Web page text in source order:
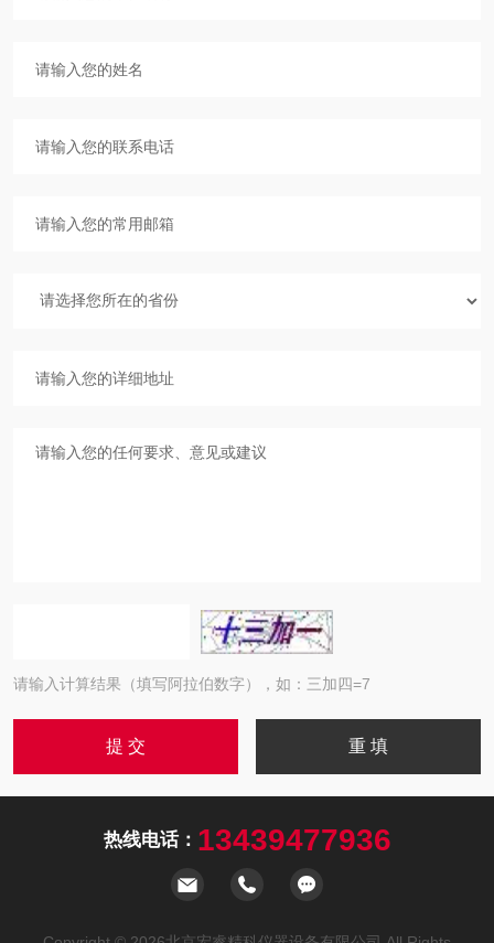
请输入计算结果（填写阿拉伯数字），如：三加四=7
热线电话： 13439477936